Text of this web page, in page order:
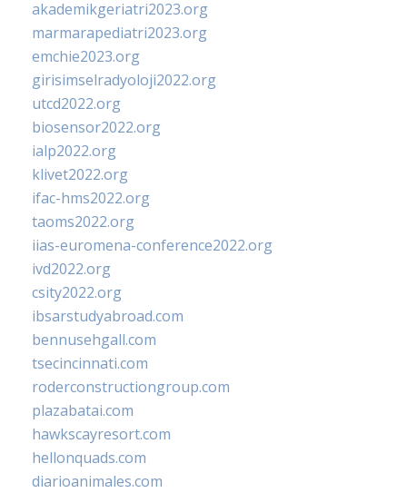
akademikgeriatri2023.org
marmarapediatri2023.org
emchie2023.org
girisimselradyoloji2022.org
utcd2022.org
biosensor2022.org
ialp2022.org
klivet2022.org
ifac-hms2022.org
taoms2022.org
iias-euromena-conference2022.org
ivd2022.org
csity2022.org
ibsarstudyabroad.com
bennusehgall.com
tsecincinnati.com
roderconstructiongroup.com
plazabatai.com
hawkscayresort.com
hellonquads.com
diarioanimales.com